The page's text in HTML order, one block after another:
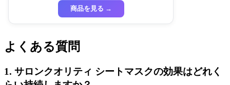
商品を見る →
よくある質問
1. サロンクオリティ シートマスクの効果はどれく